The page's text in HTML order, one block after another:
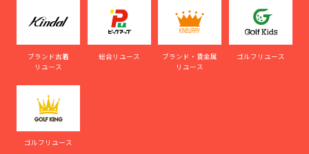
ブランド古着
リユース
総合リユース
ブランド・貴金属
リユース
ゴルフリユース
ゴルフリユース